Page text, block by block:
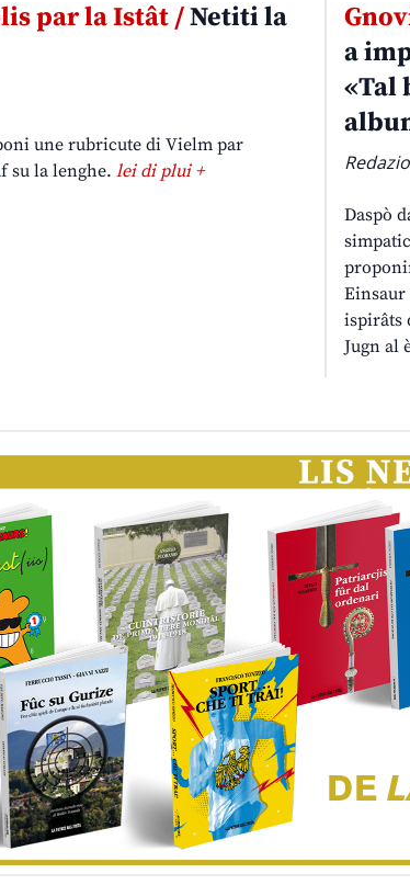
par la Istât /Netiti la
une rubricute di Vielm par
su la lenghe. lei di plui +
a
«Tal
Daspò
Einsaur
ispirâts
Jugn al